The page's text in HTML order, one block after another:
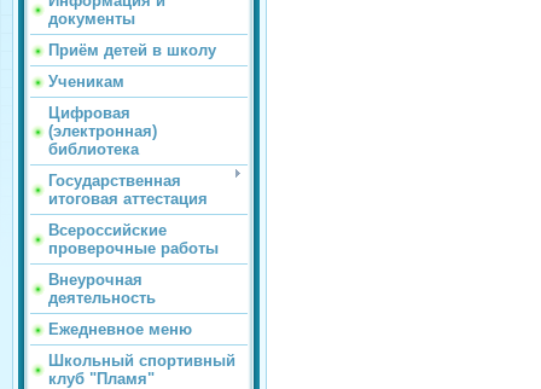
документы
Приём детей в школу
Ученикам
Цифровая
(электронная)
библиотека
Государственная
итоговая аттестация
Всероссийские
проверочные работы
Внеурочная
деятельность
Ежедневное меню
Школьный спортивный
клуб "Пламя"